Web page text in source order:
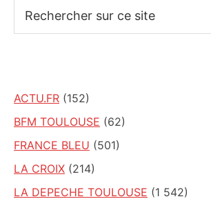
sur
ACTU.FR (152)
BFM TOULOUSE (62)
FRANCE BLEU (501)
LA CROIX (214)
LA DEPECHE TOULOUSE (1 542)